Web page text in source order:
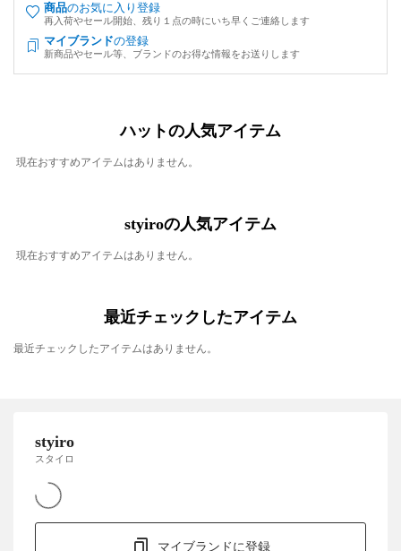
商品のお気に入り登録
再入荷やセール開始、残り１点の時にいち早くご連絡します
マイブランドの登録
新商品やセール等、ブランドのお得な情報をお送りします
ハットの人気アイテム
現在おすすめアイテムはありません。
styiroの人気アイテム
現在おすすめアイテムはありません。
最近チェックしたアイテム
最近チェックしたアイテムはありません。
styiro
スタイロ
マイブランドに登録